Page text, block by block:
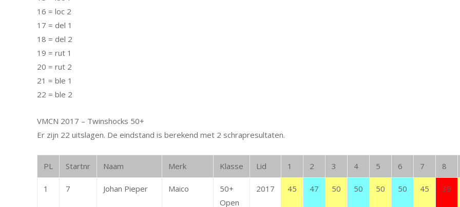
16 = loc 2
17 = del 1
18 = del 2
19 = rut 1
20 = rut 2
21 = ble 1
22 = ble 2
VMCN 2017 – Twinshocks 50+
Er zijn 22 uitslagen. De eindstand is berekend met 2 schrapresultaten.
PL Startnr Naam Merk Klasse Lid 1 2 3 4 5 6 7 8
1 7 Johan Pieper Maico
50+
Open
2017 45 47 50 50 50 50 45 39